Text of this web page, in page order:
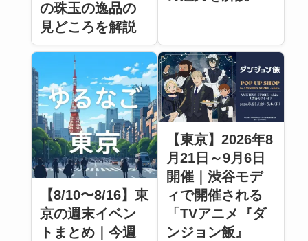
の珠玉の逸品の
見どころを解説
【8/10〜8/16】東
京の週末イベン
トまとめ｜今週
【東京】2026年8
月21日～9月6日
開催｜渋谷モデ
ィで開催される
「TVアニメ『ダ
ンジョン飯』